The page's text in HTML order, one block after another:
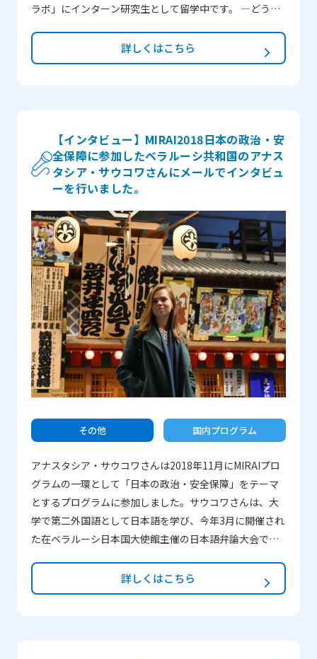
の記憶や科学技術との関係性に与えた影響について深く
ラボ」にインターン研究生として留学中です。 ―どうし
MIRAIプログラムへの参加を決めたのは、日本はいつでも
魅了してくれる国であり、その文化だけでなく世界経済
は、常に豊かな経験となるということを私はよくわかっ
ています。 ―一番印象に残っていることは何ですか？
MIRAIプログラムは、凝縮された1週間で幅広いトピック
と産業を経験できる良い機会だと思います。このような
経験は、特に私のような若い学生には滅多になく貴重な
ものです。プログラムに参加して、政府、産業、研究機
関、そして日本の人々がそれぞれとどう関わっているの
か、日本の科学技術の仕組みをよく理解できました。日
本国内のことを理解することにより、国際社会における
日本の役割も理解することができました。もう一つは、
広島の原爆からの生還者、被爆者の証言が記憶に残るも
のでした。その話には本当に心を動かされました。日本
人の記憶に、そして日本人と技術との関係性に原爆がど
う影響したのかをより深く理解しました。
詳しくはこちら
【インタビュー】MIRAI2018日本の政治・安
全保障に参加したベラルーシ共和国のアナス
タシア・サウコワさんにメールでインタビュ
ーを行いました。
その他 国内プログラム
アナスタシア・サウコワさんは2018年11月にMIRAIプロ
グラムの一環として「日本の政治・安全保障」をテーマ
とするプログラムに参加しました。サウコワさんは、大
学で第二外国語として日本語を学び、今年3月に開催され
た在ベラルーシ日本国大使館主催の日本語弁論大会で見
ムに参加したのでしょうか？ 約3年間、私はベラルー
シ共和国のミンスク国立言語大学（以下MSLU）で日本語
詳しくはこちら